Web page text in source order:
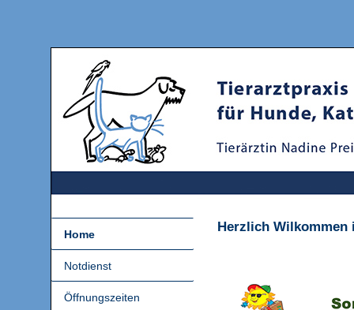
Home
Notdienst
Öffnungszeiten
Herzlich